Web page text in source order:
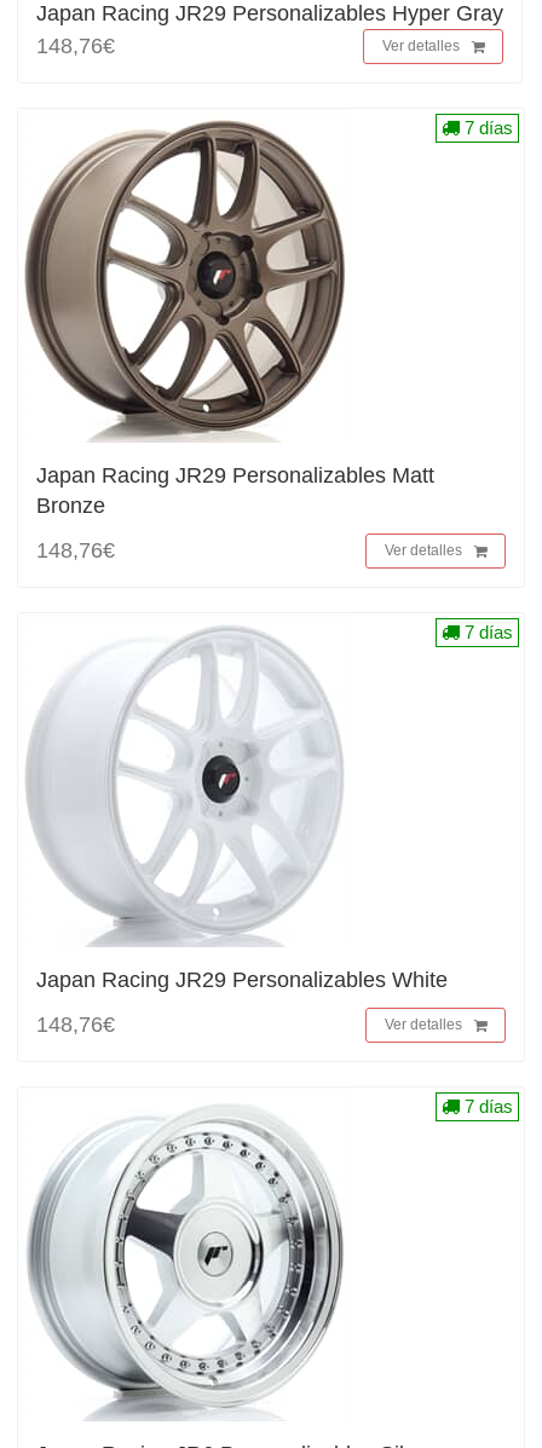
Japan Racing JR29 Personalizables Hyper Gray
148,76€
Ver detalles
Japan Racing JR29 Personalizables Matt
Bronze
148,76€
Ver detalles
7 días
Japan Racing JR29 Personalizables White
148,76€
Ver detalles
7 días
7 días